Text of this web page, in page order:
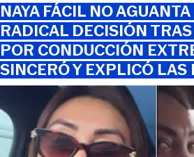
NAYA FÁCIL NO
RADICAL DECISIÓN
POR CONDUCCIÓN
SINCERÓ Y EXPLICÓ LAS